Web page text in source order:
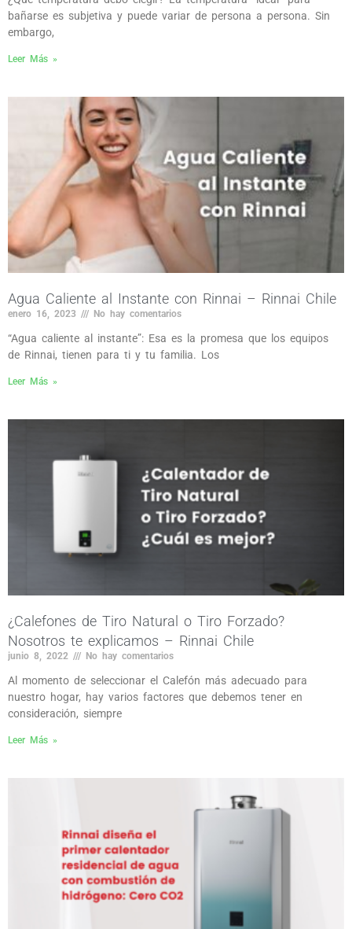
bañarse es subjetiva y puede variar de persona a persona. Sin
embargo,
Leer Más »
Agua Caliente al Instante con Rinnai – Rinnai Chile
enero 16, 2023 No hay comentarios
“Agua caliente al instante”: Esa es la promesa que los equipos
de Rinnai, tienen para ti y tu familia. Los
Leer Más »
¿Calefones de Tiro Natural o Tiro Forzado?
Nosotros te explicamos – Rinnai Chile
junio 8, 2022 No hay comentarios
Al momento de seleccionar el Calefón más adecuado para
nuestro hogar, hay varios factores que debemos tener en
consideración, siempre
Leer Más »